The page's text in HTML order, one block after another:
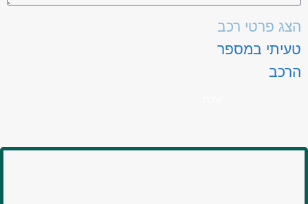
הצג פרטי רכב
טעיתי במספר
הרכב